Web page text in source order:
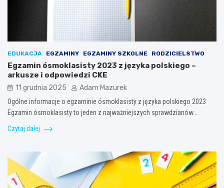
EDUKACJA EGZAMINY EGZAMINY SZKOLNE RODZICIELSTWO
Egzamin ósmoklasisty 2023 z języka polskiego –
arkusze i odpowiedzi CKE
11 grudnia 2025 Adam Mazurek
Ogólne informacje o egzaminie ósmoklasisty z języka polskiego 2023
Egzamin ósmoklasisty to jeden z najważniejszych sprawdzianów…
Czytaj dalej